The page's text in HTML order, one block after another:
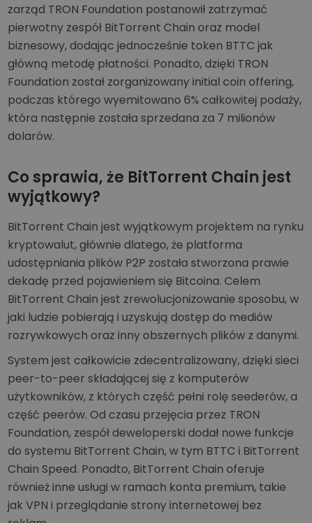
zarząd TRON Foundation postanowił zatrzymać
pierwotny zespół BitTorrent Chain oraz model
biznesowy, dodając jednocześnie token BTTC jak
główną metodę płatności. Ponadto, dzięki TRON
Foundation został zorganizowany initial coin offering,
podczas którego wyemitowano 6% całkowitej podaży,
która następnie została sprzedana za 7 milionów
dolarów.
Co sprawia, że BitTorrent Chain jest
wyjątkowy?
BitTorrent Chain jest wyjątkowym projektem na rynku
kryptowalut, głównie dlatego, że platforma
udostępniania plików P2P została stworzona prawie
dekadę przed pojawieniem się Bitcoina. Celem
BitTorrent Chain jest zrewolucjonizowanie sposobu, w
jaki ludzie pobierają i uzyskują dostęp do mediów
rozrywkowych oraz inny obszernych plików z danymi.
System jest całkowicie zdecentralizowany, dzięki sieci
peer-to-peer składającej się z komputerów
użytkowników, z których część pełni rolę seederów, a
część peerów. Od czasu przejęcia przez TRON
Foundation, zespół deweloperski dodał nowe funkcje
do systemu BitTorrent Chain, w tym BTTC i BitTorrent
Chain Speed. Ponadto, BitTorrent Chain oferuje
również inne usługi w ramach konta premium, takie
jak VPN i przeglądanie strony internetowej bez